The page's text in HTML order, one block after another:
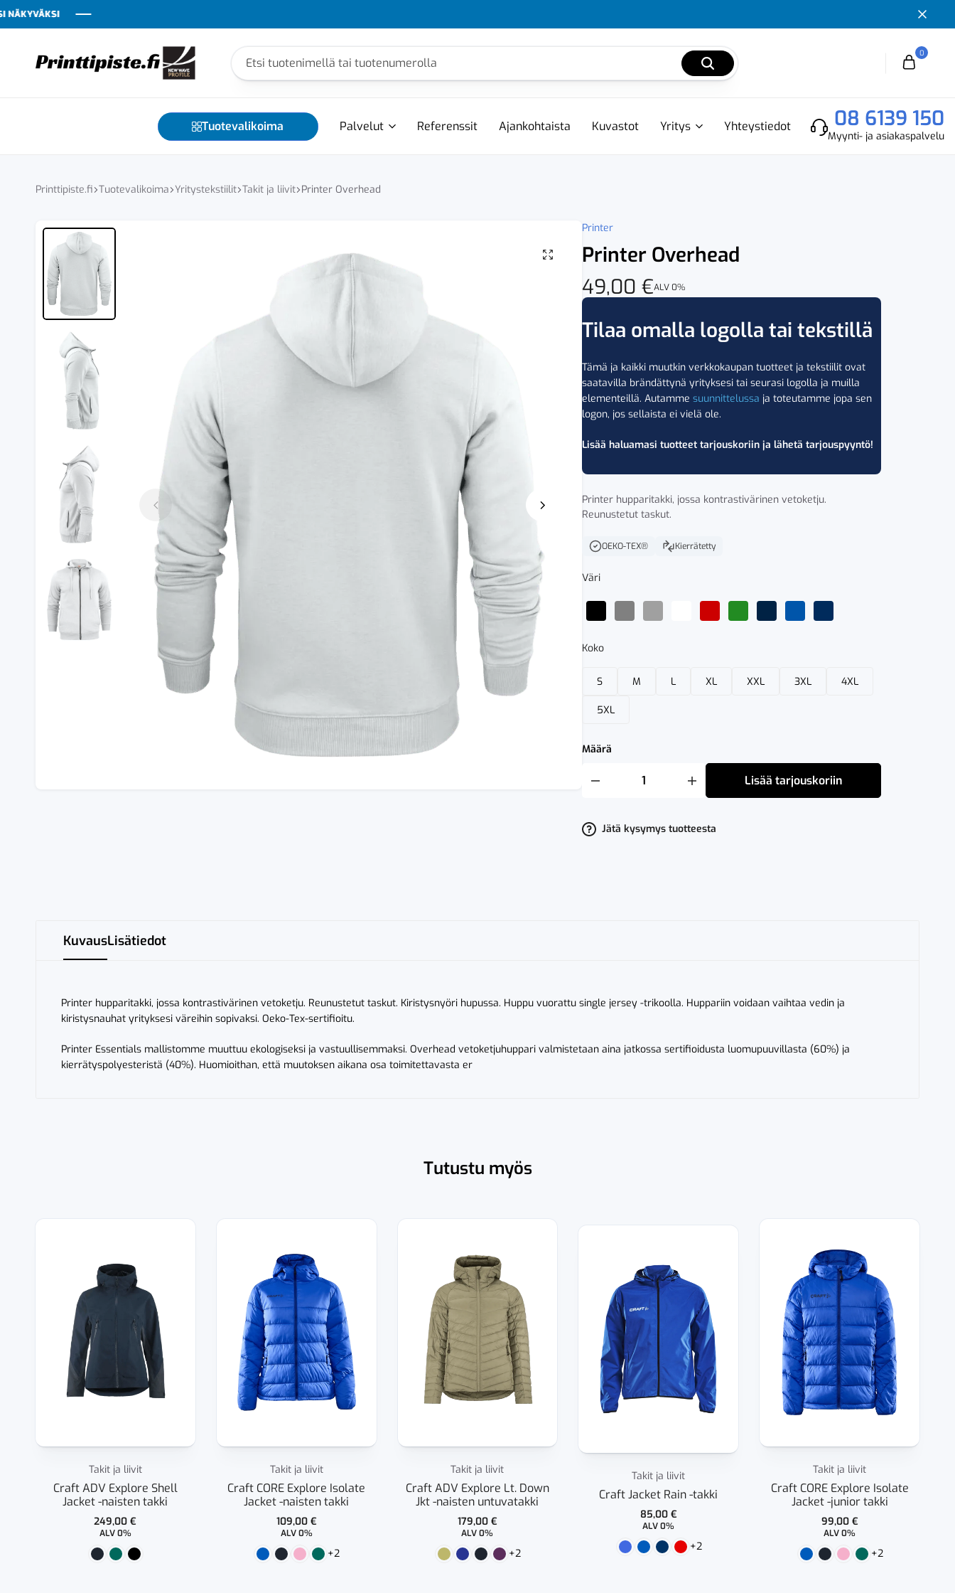
0
Cart
Tuotevalikoima Palvelut Referenssit Ajankohtaista Kuvastot Yritys Yhteystiedot 08 6139 150
Myynti- ja asiakaspalvelu
Printtipiste.fi Tuotevalikoima Yritystekstiilit Takit ja liivit Printer Overhead
Printer
Printer Overhead
49,00€ALV 0%
Tilaa omalla logolla tai tekstillä
Tämä ja kaikki muutkin verkkokaupan tuotteet ja tekstiilit ovat
saatavilla brändättynä yrityksesi tai seurasi logolla ja muilla
elementeillä. Autammesuunnittelussa ja toteutamme jopa sen
logon, jos sellaista ei vielä ole.
Lisää haluamasi tuotteet tarjouskoriin ja lähetä tarjouspyyntö!
Printer hupparitakki, jossa kontrastivärinen vetoketju.
Reunustetut taskut.
OEKO-TEX® Kierrätetty
Väri
Koko
S M L XL XXL 3XL 4XL
5XL
Määrä
Printer Lisää tarjouskoriin
Jätä kysymys tuotteesta
KuvausLisätiedot
Printer hupparitakki, jossa kontrastivärinen vetoketju. Reunustetut taskut. Kiristysnyöri hupussa. Huppu vuorattu single jersey -trikoolla. Huppariin voidaan vaihtaa vedin ja
kiristysnauhat yrityksesi väreihin sopivaksi. Oeko-Tex-sertifioitu.
Printer Essentials mallistomme muuttuu ekologiseksi ja vastuullisemmaksi. Overhead vetoketjuhuppari valmistetaan aina jatkossa sertifioidusta luomupuuvillasta (60%) ja
kierrätyspolyesteristä (40%). Huomioithan, että muutoksen aikana osa toimitettavasta er
Tutustu myös
Takit ja liivit
Craft ADV Explore Shell
Jacket -naisten takki
249,00€
ALV 0%
Takit ja liivit
Craft CORE Explore Isolate
Jacket -naisten takki
109,00 €
ALV 0%
+2
Takit ja liivit
Craft ADV Explore Lt. Down
Jkt -naisten untuvatakki
179,00 €
ALV 0%
+2
Takit ja liivit
Craft Jacket Rain -takki
85,00 €
ALV 0%
+2
Takit ja liivit
Craft CORE Explore Isolate
Jacket -junior takki
99,00 €
ALV 0%
+2